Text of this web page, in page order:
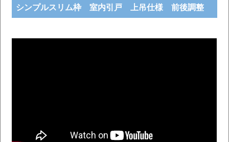
シンプルスリム枠 室内引戸 上吊仕様 前後調整